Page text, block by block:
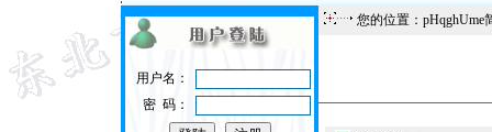
用户名：
密 码：
您的位置：pHqghUme